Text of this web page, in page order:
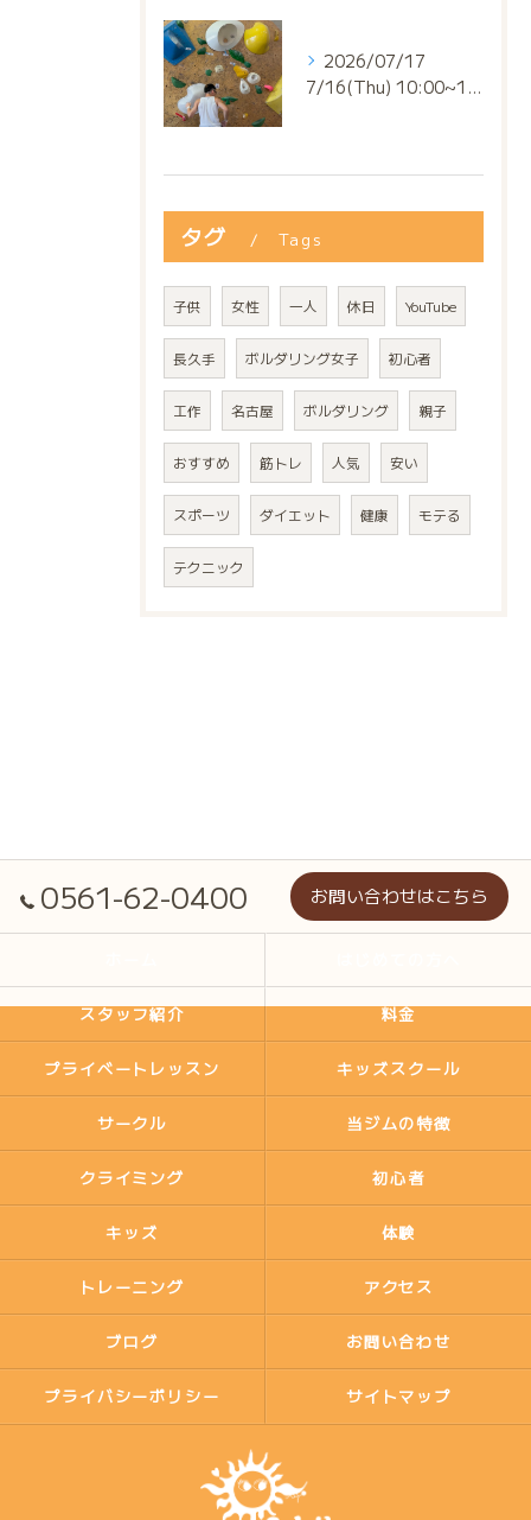
2026/07/17
7/16(Thu) 10:00~13:00
タグ Tags
子供 女性 一人 休日 YouTube
長久手 ボルダリング女子 初心者
工作 名古屋 ボルダリング 親子
おすすめ 筋トレ 人気 安い
スポーツ ダイエット 健康 モテる
テクニック
0561-62-0400 お問い合わせはこちら
スタッフ紹介 料金
プライベートレッスン キッズスクール
サークル 当ジムの特徴
クライミング 初心者
キッズ 体験
トレーニング アクセス
ブログ お問い合わせ
プライバシーポリシー サイトマップ